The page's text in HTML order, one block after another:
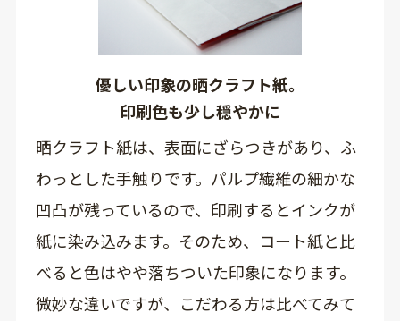
優しい印象の晒クラフト紙。
印刷色も少し穏やかに
晒クラフト紙は、表面にざらつきがあり、ふ
わっとした手触りです。パルプ繊維の細かな
凹凸が残っているので、印刷するとインクが
紙に染み込みます。そのため、コート紙と比
べると色はやや落ちついた印象になります。
微妙な違いですが、こだわる方は比べてみて